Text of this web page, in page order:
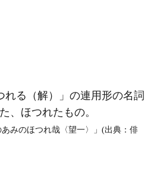
れる（解）」の連用形の名詞
、ほつれたもの。
みのほつれ哉〈望一〉」(出典：俳